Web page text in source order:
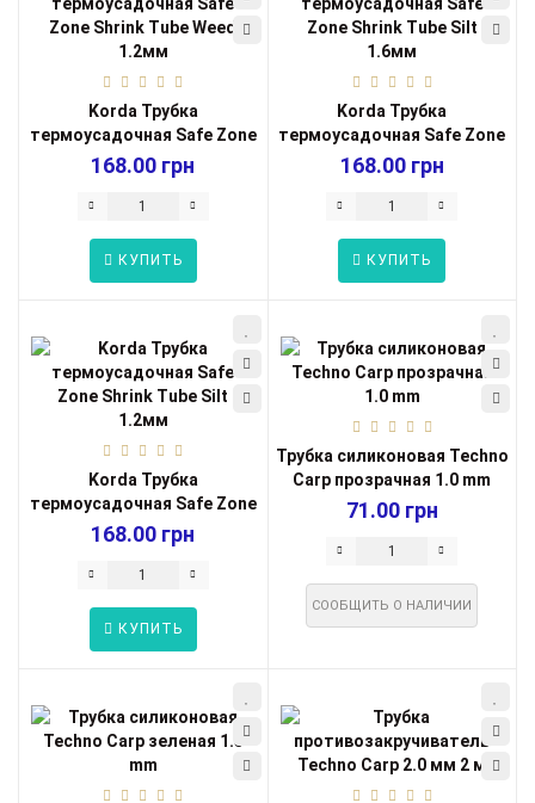
Korda Трубка
термоусадочная Safe Zone
Shrink Tube Weed ...
168.00 грн
КУПИТЬ
Korda Трубка
термоусадочная Safe Zone
Shrink Tube Silt ...
168.00 грн
КУПИТЬ
Korda Трубка
термоусадочная Safe Zone
Shrink Tube Silt ...
168.00 грн
КУПИТЬ
Трубка силиконовая Techno
Carp прозрачная 1.0 mm
71.00 грн
СООБЩИТЬ О НАЛИЧИИ